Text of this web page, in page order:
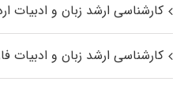
کارشناسی ارشد زبان و ادبیات
کارشناسی ارشد زبان و ادبیات